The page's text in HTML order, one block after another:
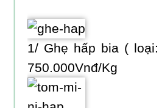
1/ Ghẹ hấp bia (
750.000Vnđ/Kg